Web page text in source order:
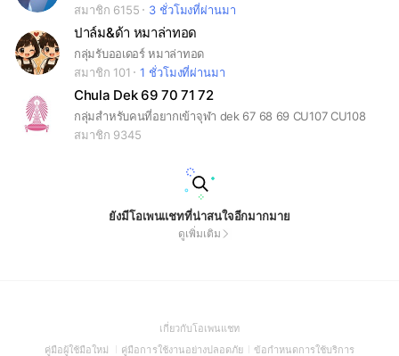
สมาชิก 6155
3 ชั่วโมงที่ผ่านมา
ปาล์ม&ด้า หมาล่าทอด
กลุ่มรับออเดอร์ หมาล่าทอด
สมาชิก 101
1 ชั่วโมงที่ผ่านมา
Chula Dek 69 70 71 72
กลุ่มสำหรับคนที่อยากเข้าจุฬา dek 67 68 69 CU107 CU108
สมาชิก 9345
ยังมีโอเพนแชทที่น่าสนใจอีกมากมาย
ดูเพิ่มเติม
เกี่ยวกับโอเพนแชท(Open
in
คู่มือผู้ใช้มือใหม่ (Open
คู่มือการใช้งานอย่างปลอดภัย(Open
ข้อกำหนดการใช้บริการ(Open